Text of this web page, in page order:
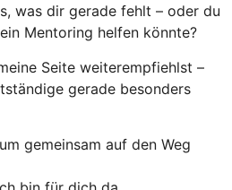
was dir gerade fehlt – oder du
Mentoring helfen könnte?
Seite weiterempfiehlst –
gerade besonders
gemeinsam auf den Weg